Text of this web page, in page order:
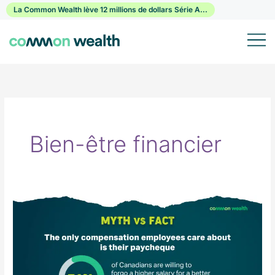
PasserLa Common Wealth lève 12 millions de dollars Série A...
Bien-être financier
Mythe